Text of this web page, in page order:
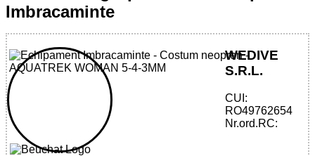
Imbracaminte
32785573451 - AQUATREK WOMAN 5-4-
3MM
WEDIVE
S.R.L.
CUI:
RO49762654
Nr.ord.RC: